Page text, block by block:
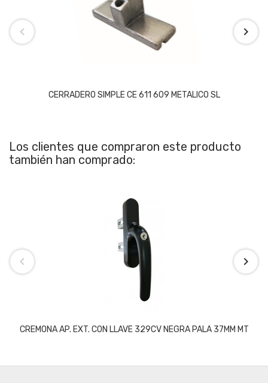
CERRADERO SIMPLE CE 611 609 METALICO SL
Los clientes que compraron este producto
también han comprado:
CREMONA AP. EXT. CON LLAVE 329CV NEGRA PALA 37MM MT